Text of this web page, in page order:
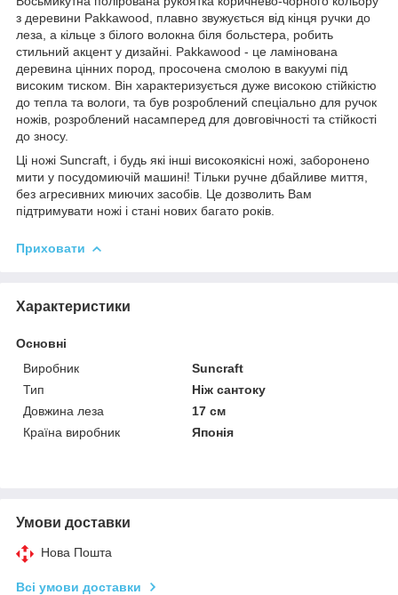
з деревини Pakkawood, плавно звужується від кінця ручки до
леза, а кільце з білого волокна біля больстера, робить
стильний акцент у дизайні. Pakkawood - це ламінована
деревина цінних пород, просочена смолою в вакуумі під
високим тиском. Він характеризується дуже високою стійкістю
до тепла та вологи, та був розроблений спеціально для ручок
ножів, розроблений насамперед для довговічності та стійкості
до зносу.
Ці ножі Suncraft, і будь які інші високоякісні ножі, заборонено
мити у посудомиючій машині! Тільки ручне дбайливе миття,
без агресивних миючих засобів. Це дозволить Вам
підтримувати ножі і стані нових багато років.
Приховати
Характеристики
Основні
Виробник
Suncraft
Тип
Ніж сантоку
Довжина леза
17 см
Країна виробник
Японія
Умови доставки
Нова Пошта
Всі умови доставки